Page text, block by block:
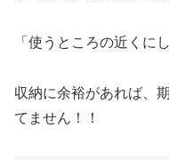
「使うところの近くに
収納に余裕があれば、
てません！！